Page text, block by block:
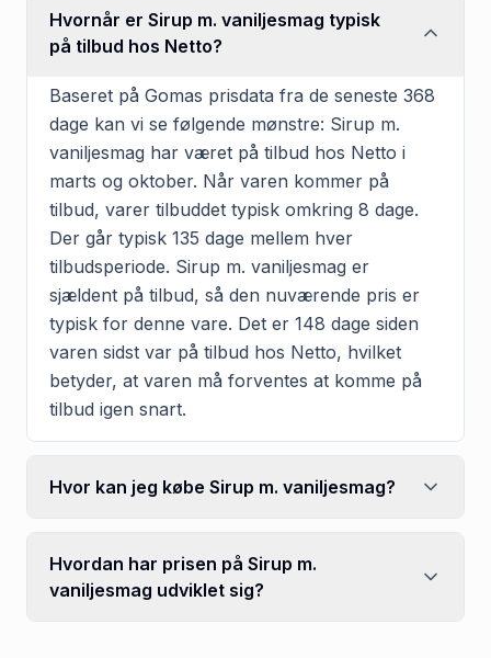
Hvornår er Sirup m. vaniljesmag typisk
på tilbud hos Netto?
Baseret på Gomas prisdata fra de seneste 368
dage kan vi se følgende mønstre: Sirup m.
vaniljesmag har været på tilbud hos Netto i
marts og oktober. Når varen kommer på
tilbud, varer tilbuddet typisk omkring 8 dage.
Der går typisk 135 dage mellem hver
tilbudsperiode. Sirup m. vaniljesmag er
sjældent på tilbud, så den nuværende pris er
typisk for denne vare. Det er 148 dage siden
varen sidst var på tilbud hos Netto, hvilket
betyder, at varen må forventes at komme på
tilbud igen snart.
Hvor kan jeg købe Sirup m. vaniljesmag?
Hvordan har prisen på Sirup m.
vaniljesmag udviklet sig?